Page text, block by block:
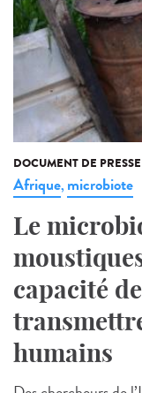
DOCUMENT DE PRESSE
Afrique, microbiote
Le
capacité
humains